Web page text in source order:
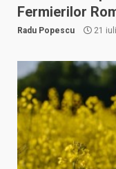
Fermierilor
Radu Popescu 21